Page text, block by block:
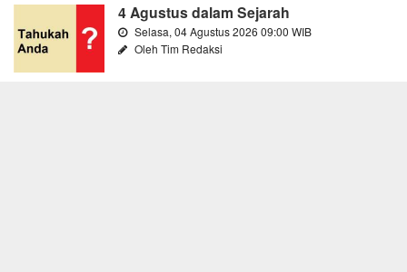
4 Agustus dalam Sejarah
Selasa, 04 Agustus 2026 09:00 WIB
Oleh Tim Redaksi